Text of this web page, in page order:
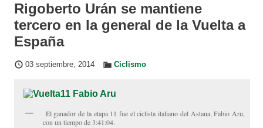
Rigoberto Urán se mantiene
tercero en la general de la Vuelta a
España
03 septiembre, 2014 Ciclismo
El ganador de la etapa 11 fue el ciclista italiano del Astana, Fabio Aru,
con un tiempo de 3:41:04.